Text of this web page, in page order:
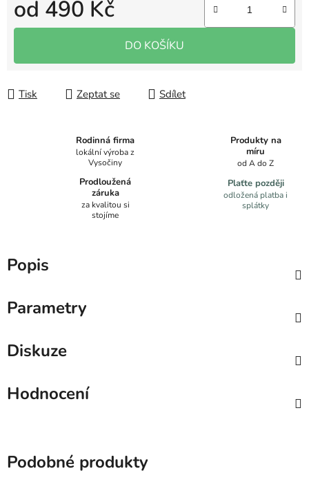
od 490 Kč
Měrná cena:
DO KOŠÍKU
Tisk Zeptat se Sdílet
Rodinná firma
lokální výroba z
Vysočiny
Produkty na
míru
od A do Z
Prodloužená
záruka
za kvalitou si
stojíme
Plaťte později
odložená platba i
splátky
Popis
Parametry
Diskuze
Hodnocení
Podobné produkty